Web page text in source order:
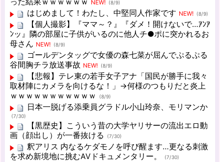
った結果ｗｗｗｗｗｗ NEW! (8/9)
はじめまして！わたし、中堅同人作家です NEW! (8/9)
【個人撮影】『ママ～？』『ダメ！開けないで…ｱﾝｱ
ﾝッ』隣の部屋に子供がいるのに他人チ●ポに突かれるお
母さん NEW! (8/9)
ゴールデンタッグで女優の森七菜が屈んでぷるぷる
谷間胸チラ放送事故 NEW! (8/9)
【悲報】テレ東の若手女子アナ「国民が勝手に我々
取材陣にカメラを向けるな！」→何様のつもりだと炎上
ｗｗｗｗｗｗｗｗｗｗｗ
(8/9)
日本一脱げる添乗員グラドル小山玲奈、モリマンか
(7/30)
【黒歴史】こういう昔の大学ヤリサーの流出エロ動
画（顔出し）が一番抜ける
(7/30)
釈アリス 内なるケダモノを呼び醒ます…更なる刺激
を求め新境地に挑むAVドキュメンタリー。
(7/30)